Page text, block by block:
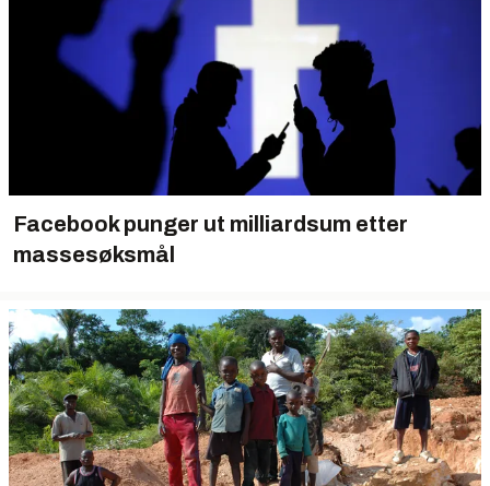
Facebook punger ut milliardsum etter
massesøksmål